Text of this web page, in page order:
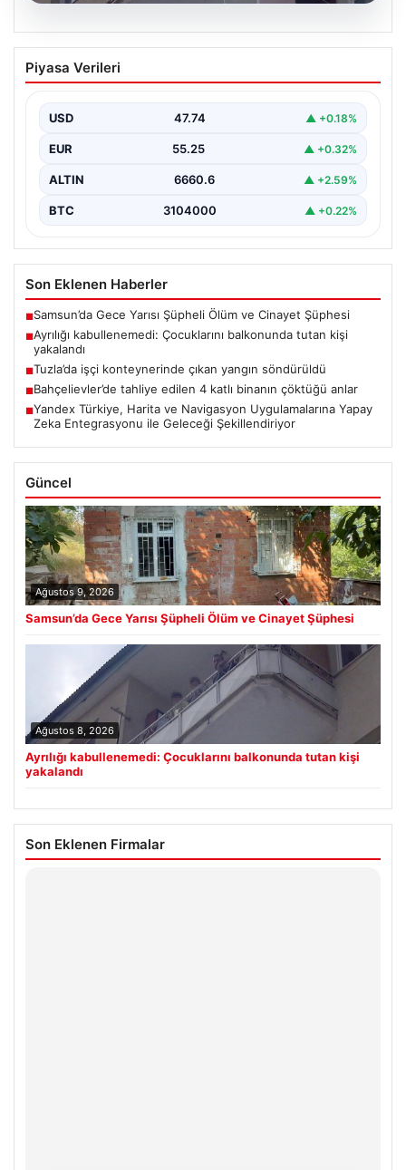
08.08.2026
Ayrılığı kabullenemedi: Çocuklarını
balkonunda tutan kişi yakalandı
isteyen 39 yaşındaki bir kişi, 4 ve 6…
Piyasa Verileri
USD 47.74 ▲ +0.18%
EUR 55.25 ▲ +0.32%
ALTIN 6660.6 ▲ +2.59%
BTC 3104000 ▲ +0.22%
Son Eklenen Haberler
■Samsun’da Gece Yarısı Şüpheli Ölüm ve Cinayet Şüphesi
■Ayrılığı kabullenemedi: Çocuklarını balkonunda tutan kişi
yakalandı
■Tuzla’da işçi konteynerinde çıkan yangın söndürüldü
■Bahçelievler’de tahliye edilen 4 katlı binanın çöktüğü anlar
■Yandex Türkiye, Harita ve Navigasyon Uygulamalarına Yapay
Zeka Entegrasyonu ile Geleceği Şekillendiriyor
Güncel
Ağustos 9, 2026
Samsun’da Gece Yarısı Şüpheli Ölüm ve Cinayet Şüphesi
Ağustos 8, 2026
Ayrılığı kabullenemedi: Çocuklarını balkonunda tutan kişi
yakalandı
Son Eklenen Firmalar